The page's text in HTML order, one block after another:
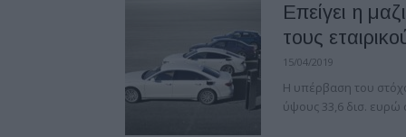
Επείγει η
τους
15/04/2019
Η υπέρβαση του
ύψους 33,6 δισ. ευρώ